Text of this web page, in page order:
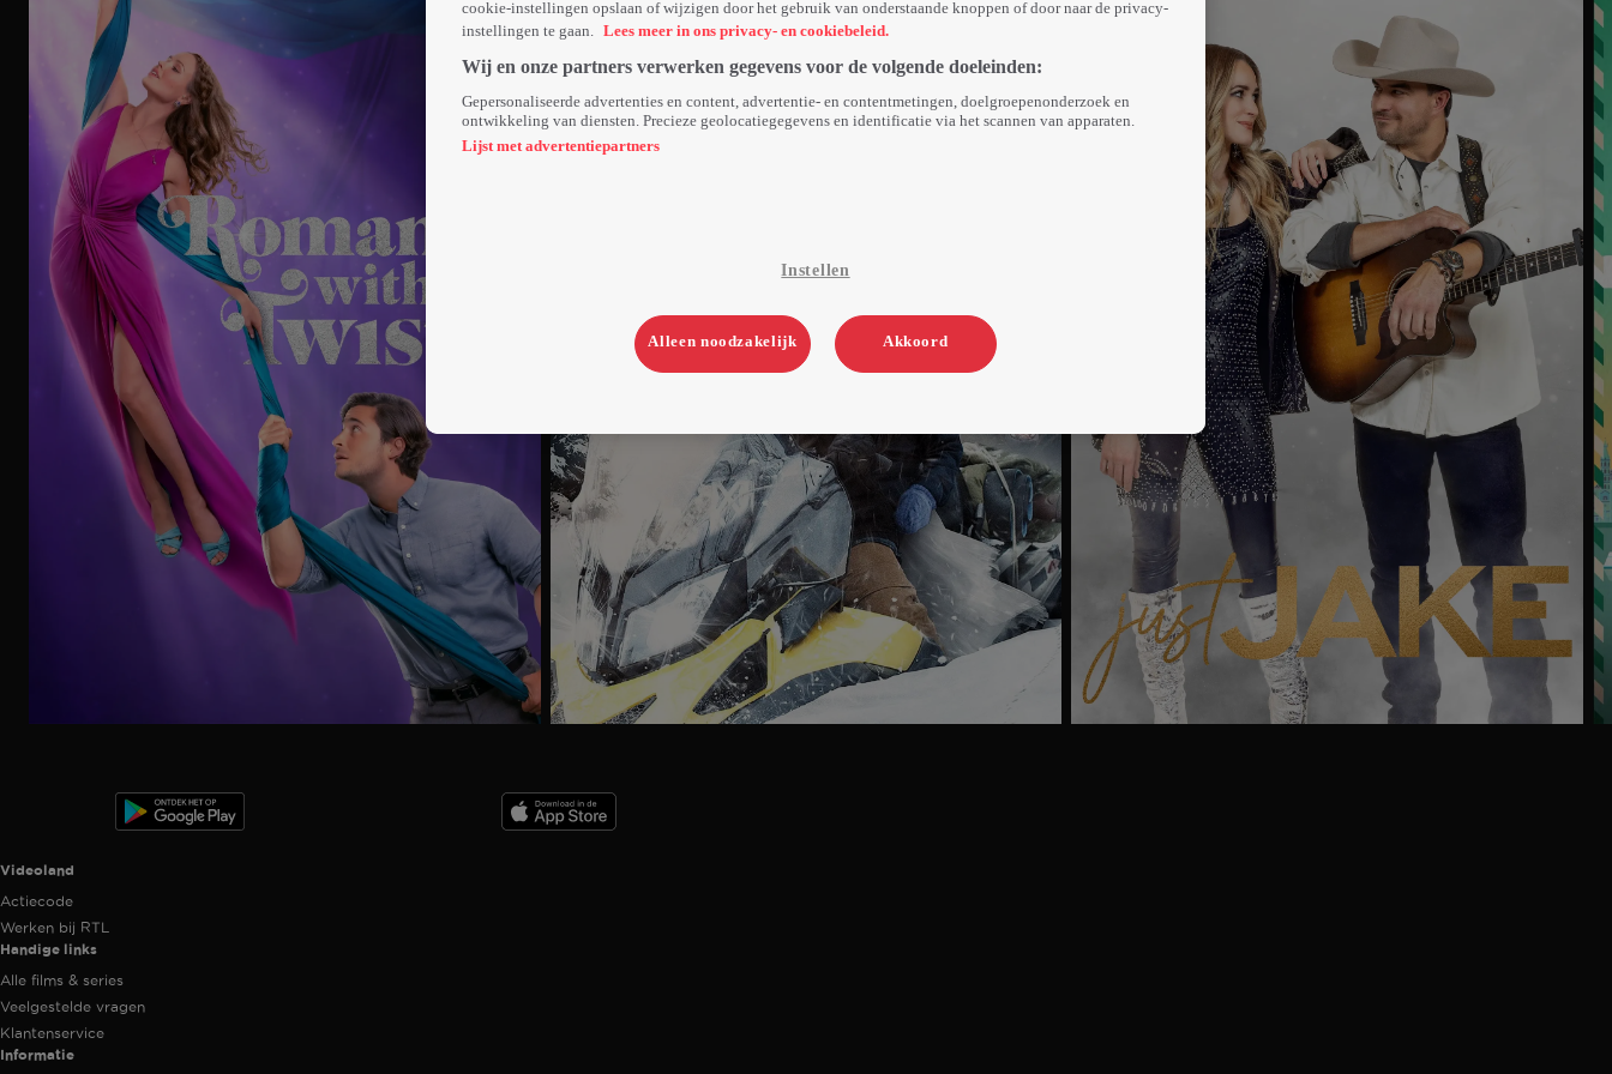
Trailer
Videoland useful links.
Videoland
Actiecode
Werken bij RTL
Handige links
Alle films & series
Veelgestelde vragen
Klantenservice
Informatie
cookie-instellingen opslaan of wijzigen door het gebruik van onderstaande knoppen of door naar de privacy-
instellingen te gaan.
Lees meer in ons privacy- en cookiebeleid.
Wij en onze partners verwerken gegevens voor de volgende doeleinden:
Gepersonaliseerde advertenties en content, advertentie- en contentmetingen, doelgroepenonderzoek en
ontwikkeling van diensten. Precieze geolocatiegegevens en identificatie via het scannen van apparaten.
Lijst met advertentiepartners
Instellen
Alleen noodzakelijk Akkoord